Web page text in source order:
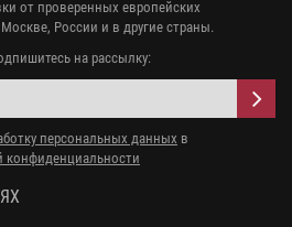
от проверенных европейских
России и в другие страны.
на рассылку:
персональных данных в
конфиденциальности